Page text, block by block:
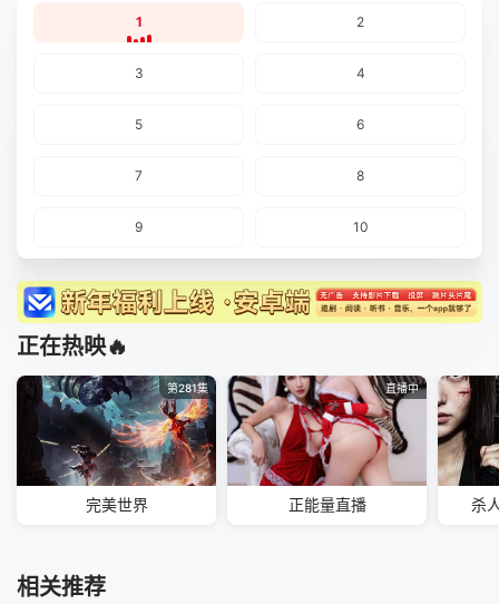
1 2
3 4
5 6
7 8
9 10
正在热映🔥
第281集
完美世界
直播中
正能量直播 杀
相关推荐